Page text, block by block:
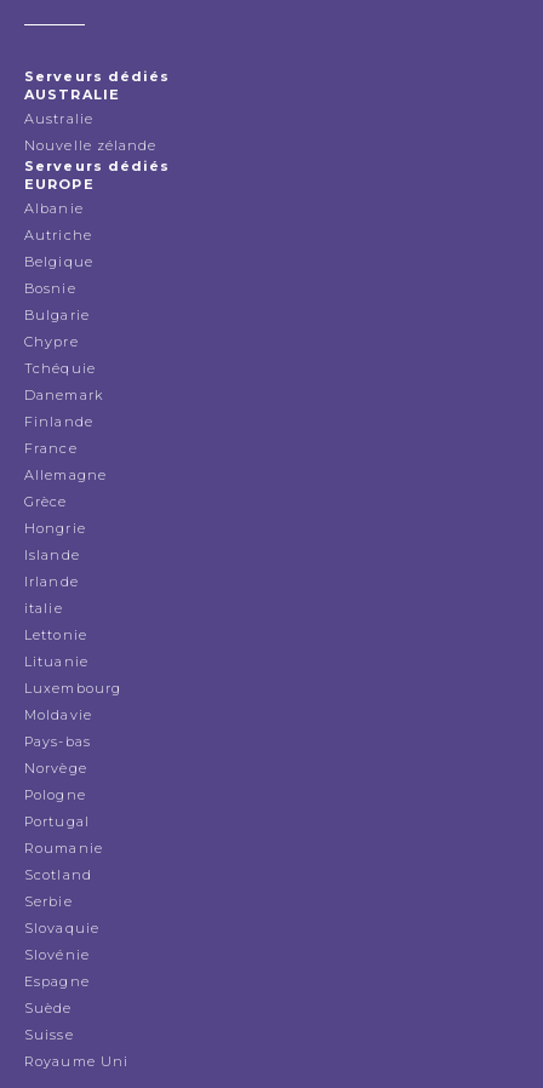
Serveurs dédiés
AUSTRALIE
Australie
Nouvelle zélande
Serveurs dédiés
EUROPE
Albanie
Autriche
Belgique
Bosnie
Bulgarie
Chypre
Tchéquie
Danemark
Finlande
France
Allemagne
Grèce
Hongrie
Islande
Irlande
italie
Lettonie
Lituanie
Luxembourg
Moldavie
Pays-bas
Norvège
Pologne
Portugal
Roumanie
Scotland
Serbie
Slovaquie
Slovénie
Espagne
Suède
Suisse
Royaume Uni